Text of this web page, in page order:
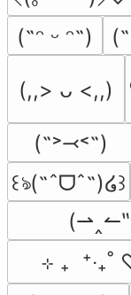
(˶ᵔ ᵕ ᵔ˶)
(,,> ᴗ <,,)
(˶˃⤙˂˶)
꒰ঌ(˶ˆᗜˆ˵)໒꒱
⊹ ₊